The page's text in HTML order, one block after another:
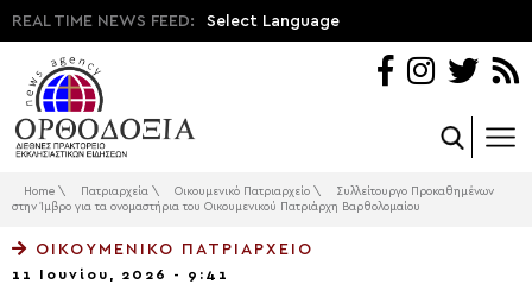
REAL TIME NEWS FEED: Select Language
Home \ Πατριαρχεία \ Οικουμενικό Πατριαρχείο \
Συλλείτουργο Προκαθημένων
στην Ίμβρο για τα ονομαστήρια του Οικουμενικού Πατριάρχη Βαρθολομαίου
ΟΙΚΟΥΜΕΝΙΚΌ ΠΑΤΡΙΑΡΧΕΊΟ
11 Ιουνίου, 2026 - 9:41